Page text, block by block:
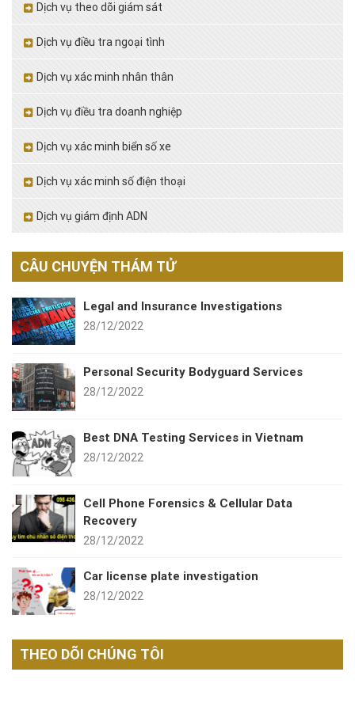
Dịch vụ theo dõi giám sát
Dịch vụ điều tra ngoại tình
Dịch vụ xác minh nhân thân
Dịch vụ điều tra doanh nghiệp
Dịch vụ xác minh biển số xe
Dịch vụ xác minh số điện thoại
Dịch vụ giám định ADN
CÂU CHUYỆN THÁM TỬ
Legal and Insurance Investigations
28/12/2022
Personal Security Bodyguard Services
28/12/2022
Best DNA Testing Services in Vietnam
28/12/2022
Cell Phone Forensics & Cellular Data
Recovery
28/12/2022
Car license plate investigation
28/12/2022
THEO DÕI CHÚNG TÔI